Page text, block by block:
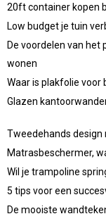
20ft container kopen
Low budget je tuin
De voordelen van het
wonen
Waar is plakfolie voor
Glazen
Tweedehands design
Matrasbeschermer,
Wil je trampoline
5 tips voor een
De mooiste